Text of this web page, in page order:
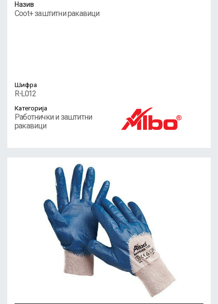
Назив
Coot+ заштитни ракавици
Шифра
R-L012
Категорија
Работнички и заштитни
ракавици